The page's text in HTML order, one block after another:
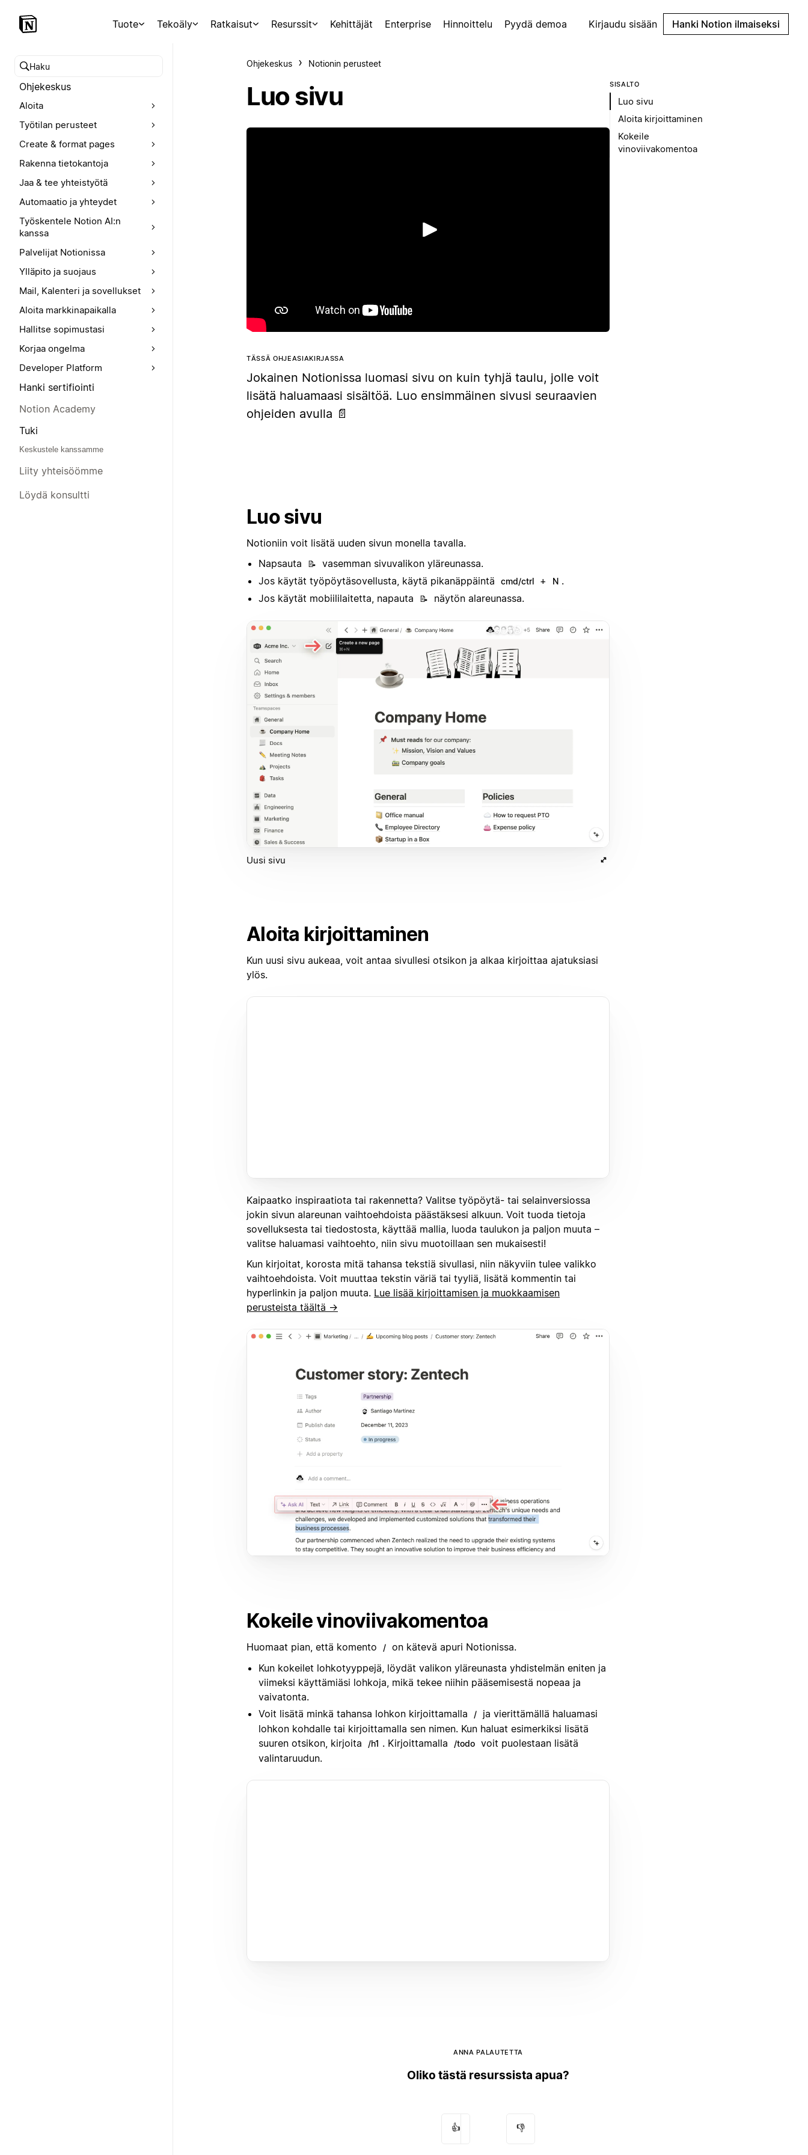
Tuote Tekoäly Ratkaisut Resurssit Kehittäjät Enterprise Hinnoittelu Pyydä demoa Kirjaudu sisään Hanki Notion ilmaiseksi
Hae ohjekeskuksesta
Ohjekeskus
Aloita
Työtilan perusteet
Create & format pages
Rakenna tietokantoja
Jaa & tee yhteistyötä
Automaatio ja yhteydet
Työskentele Notion AI:n
kanssa
Palvelijat Notionissa
Ylläpito ja suojaus
Mail, Kalenteri ja sovellukset
Aloita markkinapaikalla
Hallitse sopimustasi
Korjaa ongelma
Developer Platform
Hanki sertifiointi
Notion Academy
Tuki
Keskustele kanssamme
Liity yhteisöömme
Löydä konsultti
Ohjekeskus Notionin perusteet
Luo sivu
Toista
TÄSSÄ OHJEASIAKIRJASSA
Jokainen Notionissa luomasi sivu on kuin tyhjä taulu, jolle voit
lisätä haluamaasi sisältöä. Luo ensimmäinen sivusi seuraavien
ohjeiden avulla 📄
Luo sivu
Notioniin voit lisätä uuden sivun monella tavalla.
Napsauta
📝
vasemman sivuvalikon yläreunassa.
Jos käytät työpöytäsovellusta, käytä pikanäppäintä
cmd/ctrl + N .
Jos käytät mobiililaitetta, napauta
📝 näytön alareunassa.
Uusi sivu
Aloita kirjoittaminen
Kun uusi sivu aukeaa, voit antaa sivullesi otsikon ja alkaa kirjoittaa ajatuksiasi
ylös.
Kaipaatko inspiraatiota tai rakennetta? Valitse työpöytä- tai selainversiossa
jokin sivun alareunan vaihtoehdoista päästäksesi alkuun. Voit tuoda tietoja
sovelluksesta tai tiedostosta, käyttää mallia, luoda taulukon ja paljon muuta –
valitse haluamasi vaihtoehto, niin sivu muotoillaan sen mukaisesti!
Kun kirjoitat, korosta mitä tahansa tekstiä sivullasi, niin näkyviin tulee valikko
vaihtoehdoista. Voit muuttaa tekstin väriä tai tyyliä, lisätä kommentin tai
hyperlinkin ja paljon muuta. Lue lisää kirjoittamisen ja muokkaamisen
perusteista täältä →
Kokeile vinoviivakomentoa
Huomaat pian, että komento / on kätevä apuri Notionissa.
Kun kokeilet lohkotyyppejä, löydät valikon yläreunasta yhdistelmän eniten ja
viimeksi käyttämiäsi lohkoja, mikä tekee niihin pääsemisestä nopeaa ja
vaivatonta.
Voit lisätä minkä tahansa lohkon kirjoittamalla
/
ja vierittämällä haluamasi
lohkon kohdalle tai kirjoittamalla sen nimen. Kun haluat esimerkiksi lisätä
suuren otsikon, kirjoita
/h1 . Kirjoittamalla /todo voit puolestaan lisätä
valintaruudun.
SISÄLTÖ
Luo sivu
Aloita kirjoittaminen
Kokeile
vinoviivakomentoa
ANNA PALAUTETTA
Oliko tästä resurssista apua?
👍 👎